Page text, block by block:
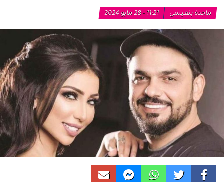
ماجدة بنعيسى 11:21 - 28 مايو 2024